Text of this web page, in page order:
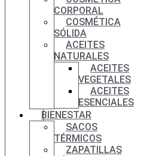
CORPORAL
COSMÉTICA
SÓLIDA
ACEITES
NATURALES
ACEITES
VEGETALES
ACEITES
ESENCIALES
BIENESTAR
SACOS
TÉRMICOS
ZAPATILLAS